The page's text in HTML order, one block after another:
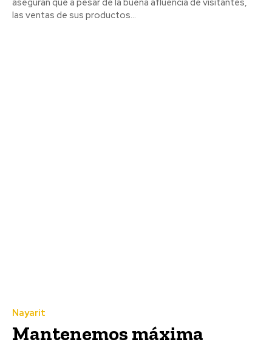
las ventas de sus productos...
Nayarit
Mantenemos máxima